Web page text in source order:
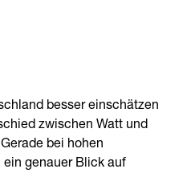
besser einschätzen
zwischen Watt und
bei hohen
genauer Blick auf